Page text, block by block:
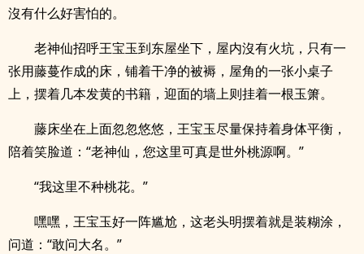
沒有什么好害怕的。
老神仙招呼王宝玉到东屋坐下，屋内沒有火坑，只有一
张用藤蔓作成的床，铺着干净的被褥，屋角的一张小桌子
上，摆着几本发黄的书籍，迎面的墙上则挂着一根玉箫。
藤床坐在上面忽忽悠悠，王宝玉尽量保持着身体平衡，
陪着笑脸道：“老神仙，您这里可真是世外桃源啊。”
“我这里不种桃花。”
嘿嘿，王宝玉好一阵尴尬，这老头明摆着就是装糊涂，
问道：“敢问大名。”